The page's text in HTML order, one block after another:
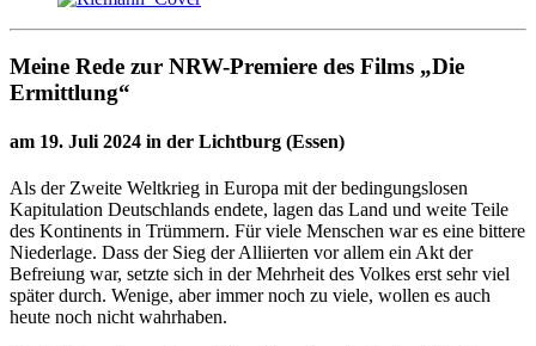
Meine Rede zur NRW-Premiere des Films „Die
Ermittlung“
am 19. Juli 2024 in der Lichtburg (Essen)
Als der Zweite Weltkrieg in Europa mit der bedingungslosen
Kapitulation Deutschlands endete, lagen das Land und weite Teile
des Kontinents in Trümmern. Für viele Menschen war es eine bittere
Niederlage. Dass der Sieg der Alliierten vor allem ein Akt der
Befreiung war, setzte sich in der Mehrheit des Volkes erst sehr viel
später durch. Wenige, aber immer noch zu viele, wollen es auch
heute noch nicht wahrhaben.